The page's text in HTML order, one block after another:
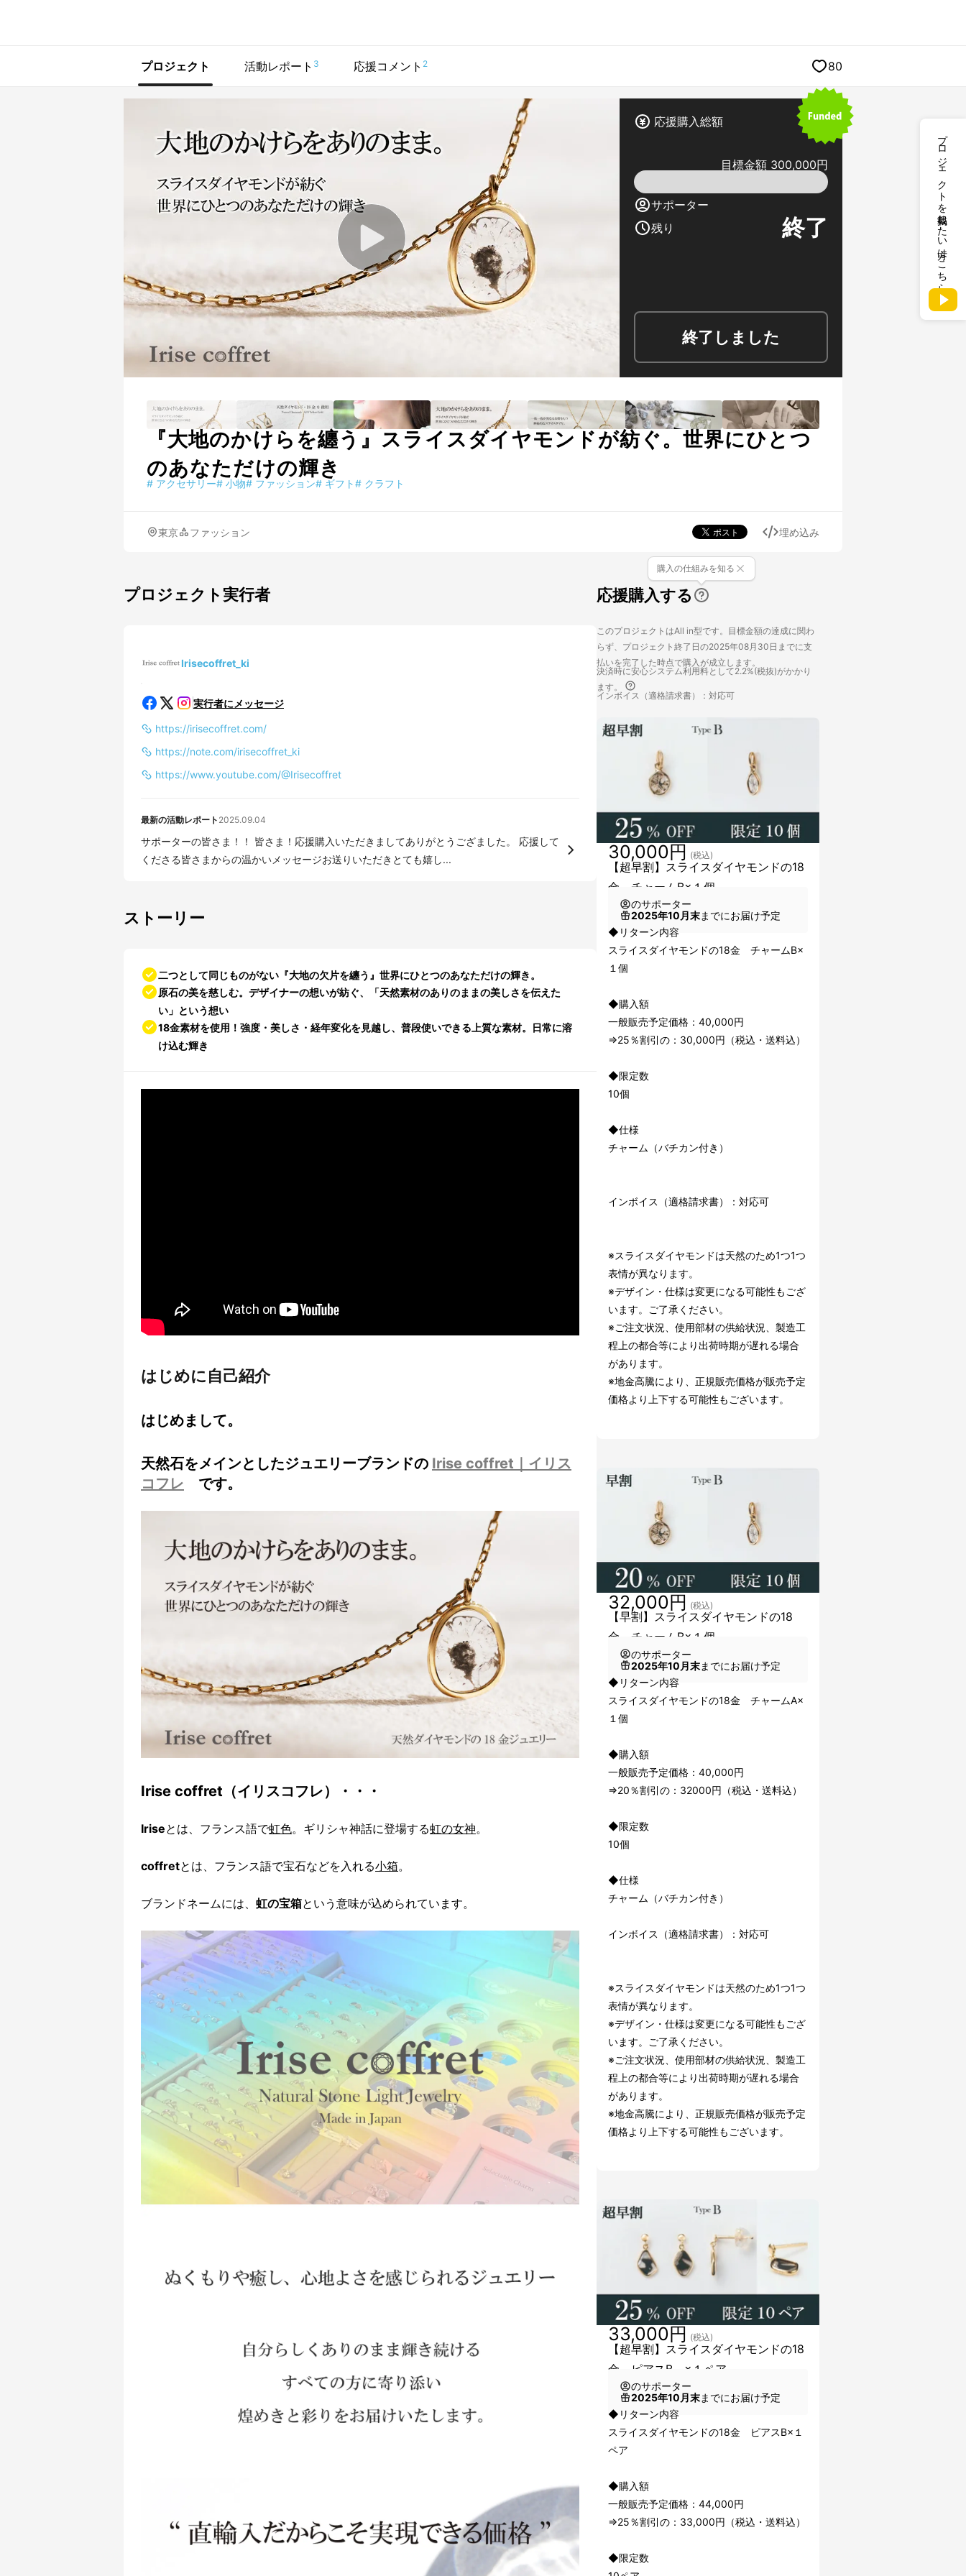
プロジェクトを掲載したい方はこちら
プロジェクト 活動レポート 3 応援コメント 2 80
応援購入総額
目標金額 300,000円
サポーター
残り
終了
終了しました
『大地のかけらを纏う』スライスダイヤモンドが紡ぐ。世界にひとつ
のあなただけの輝き
# アクセサリー# 小物# ファッション# ギフト# クラフト
東京 ファッション 埋め込み
プロジェクト実行者
Irisecoffret_ki
実行者にメッセージ
https://irisecoffret.com/
https://note.com/irisecoffret_ki
https://www.youtube.com/@Irisecoffret
最新の活動レポート 2025.09.04
サポーターの皆さま！！ 皆さま！応援購入いただきましてありがとうござました。 応援して
くださる皆さまからの温かいメッセージお送りいただきとても嬉し...
ストーリー
二つとして同じものがない『大地の欠片を纏う』世界にひとつのあなただけの輝き。
原石の美を慈しむ。デザイナーの想いが紡ぐ、「天然素材のありのままの美しさを伝えた
い」という想い
18金素材を使用！強度・美しさ・経年変化を見越し、普段使いできる上質な素材。日常に溶
け込む輝き
はじめに自己紹介
はじめまして。
天然石をメインとしたジュエリーブランドの Irise coffret｜イリス
コフレ
です。
Irise coffret（イリスコフレ）・・・
Iriseとは、フランス語で虹色。ギリシャ神話に登場する虹の女神。
coffretとは、フランス語で宝石などを入れる小箱。
ブランドネームには、 虹の宝箱という意味が込められています。
応援購入する
購入の仕組みを知る
このプロジェクトはAll in型です。目標金額の達成に関わ
らず、プロジェクト終了日の2025年08月30日までに支
払いを完了した時点で購入が成立します。
決済時に安心システム利用料として2.2%(税抜)がかかり
ます。
インボイス（適格請求書）：対応可
【超早割】スライスダイヤモンドの18
金 チャームB×１個
30,000円 (税込)
のサポーター
2025年10月末までにお届け予定
◆リターン内容
スライスダイヤモンドの18金 チャームB×
１個
◆購入額
一般販売予定価格：40,000円
⇒25％割引の：30,000円（税込・送料込）
◆限定数
10個
◆仕様
チャーム（バチカン付き）
インボイス（適格請求書）：対応可
※スライスダイヤモンドは天然のため1つ1つ
表情が異なります。
※デザイン・仕様は変更になる可能性もござ
います。ご了承ください。
※ご注文状況、使用部材の供給状況、製造工
程上の都合等により出荷時期が遅れる場合
があります。
※地金高騰により、正規販売価格が販売予定
価格より上下する可能性もございます。
【早割】スライスダイヤモンドの18
金 チャームB×１個
32,000円 (税込)
のサポーター
2025年10月末までにお届け予定
◆リターン内容
スライスダイヤモンドの18金 チャームA×
１個
◆購入額
一般販売予定価格：40,000円
⇒20％割引の：32000円（税込・送料込）
◆限定数
10個
◆仕様
チャーム（バチカン付き）
インボイス（適格請求書）：対応可
※スライスダイヤモンドは天然のため1つ1つ
表情が異なります。
※デザイン・仕様は変更になる可能性もござ
います。ご了承ください。
※ご注文状況、使用部材の供給状況、製造工
程上の都合等により出荷時期が遅れる場合
があります。
※地金高騰により、正規販売価格が販売予定
価格より上下する可能性もございます。
【超早割】スライスダイヤモンドの18
金 ピアスB ×１ペア
33,000円 (税込)
のサポーター
2025年10月末までにお届け予定
◆リターン内容
スライスダイヤモンドの18金 ピアスB×１
ペア
◆購入額
一般販売予定価格：44,000円
⇒25％割引の：33,000円（税込・送料込）
◆限定数